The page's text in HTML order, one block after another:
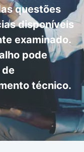
questões
disponíveis
examinado.
pode
técnico.